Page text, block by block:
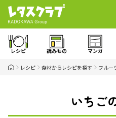
レシピ 読みもの マンガ
レシピ 食材からレシピを探す フルー
いちご